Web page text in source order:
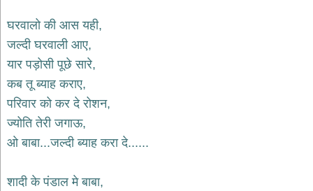
bhajans
जैन
भजन
jain
bhajans
दुर्गा
भजन
durga
bhajans
गणेश
घरवालो की आस यही,
जल्दी घरवाली आए,
यार पड़ोसी पूछे सारे,
कब तू ब्याह कराए,
परिवार को कर दे रोशन,
ज्योति तेरी जगाऊ,
ओ बाबा...जल्दी ब्याह करा दे......
शादी के पंडाल मे बाबा,